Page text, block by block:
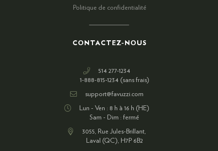
Politique de confidentialité
CONTACTEZ-NOUS
514 277-1234
1-888-815-1234 (sans frais)
support@favuzzi.com
Lun - Ven : 8 h à 16 h (HE)
Sam - Dim : fermé
3055, Rue Jules-Brillant,
Laval (QC), H7P 6B2